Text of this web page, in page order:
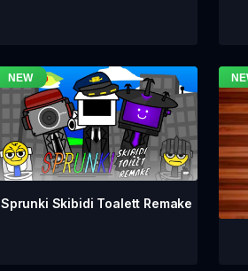
Sprunki Skibidi Toalett Remake